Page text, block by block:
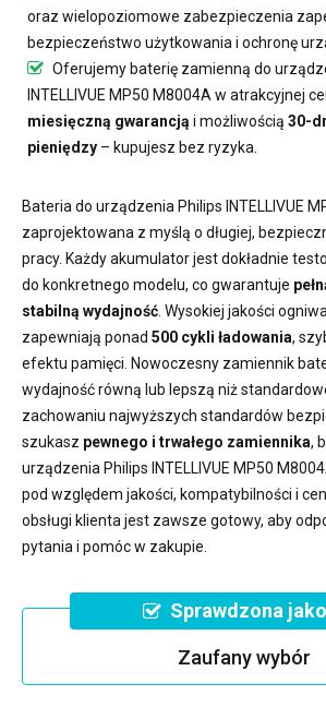
oraz wielopoziomowe zabezpieczenia
bezpieczeństwo użytkowania i ochronę
Oferujemy baterię zamienną do
INTELLIVUE MP50 M8004A w atrakcyjnej
miesięczną gwarancją i możliwością 30-
pieniędzy – kupujesz bez ryzyka.
Bateria do urządzenia Philips INTELLIVUE
zaprojektowana z myślą o długiej,
pracy. Każdy akumulator jest dokładnie
do konkretnego modelu, co gwarantuje
stabilną wydajność . Wysokiej jakości
zapewniają ponad 500 cykli ładowania,
efektu pamięci. Nowoczesny zamiennik
wydajność równą lub lepszą niż
zachowaniu najwyższych standardów
szukasz pewnego i trwałego zamiennika,
urządzenia Philips INTELLIVUE MP50
pod względem jakości, kompatybilności i
obsługi klienta jest zawsze gotowy, aby
pytania i pomóc w zakupie.
Sprawdzona
Zaufany wybór